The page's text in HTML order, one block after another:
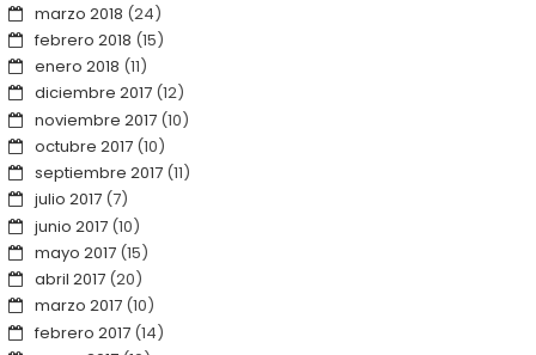
marzo 2018 (24)
febrero 2018 (15)
enero 2018 (11)
diciembre 2017(12)
noviembre 2017(10)
octubre 2017(10)
septiembre 2017(11)
julio 2017(7)
junio 2017(10)
mayo 2017(15)
abril 2017(20)
marzo 2017(10)
febrero 2017(14)